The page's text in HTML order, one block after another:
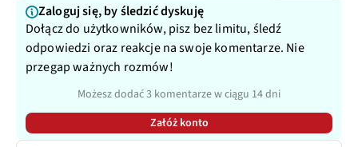
Zaloguj się, by śledzić dyskuję
Dołącz do użytkowników, pisz bez limitu, śledź
odpowiedzi oraz reakcje na swoje komentarze. Nie
przegap ważnych rozmów!
Możesz dodać 3 komentarze w ciągu 14 dni
Załóż konto